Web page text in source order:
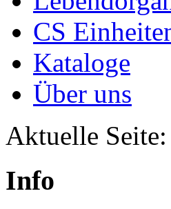
CS
Kataloge
Über uns
Aktuelle Seite:
Info